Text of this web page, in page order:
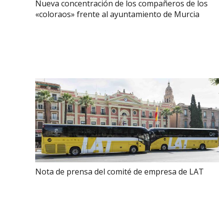
Nueva concentración de los compañeros de los
«coloraos» frente al ayuntamiento de Murcia
Nota de prensa del comité de empresa de LAT